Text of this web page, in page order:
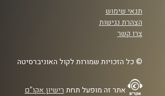
תנאי שימוש
הצהרת נגישות
צרו קשר
© כל הזכויות שמורות לקול האוניברסיטה
אתר זה מופעל תחת רישיון אקו"ם